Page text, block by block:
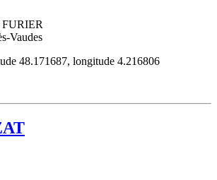
Vaudes
48.171687, longitude 4.216806